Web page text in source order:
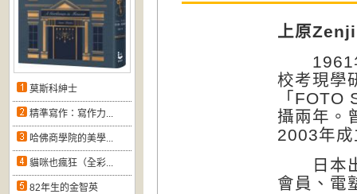
莫斯科紳士
精準寫作：寫作力...
哈佛商學院的美學...
貓咪也瘋狂（全彩...
82年生的金智英
上原Zenji
1961年
校考現學
「FOTO
攝兩年。
2003年
日本出
會員、電